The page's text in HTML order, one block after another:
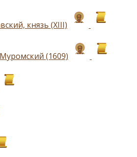
князь (ХIII)
(1609)